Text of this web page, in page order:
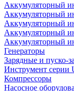
Аккумуляторный
Аккумуляторный
Аккумуляторный
Аккумуляторный
Аккумуляторный
Генераторы
Зарядные и пуско-
Инструмент серии
Компрессоры
Насосное